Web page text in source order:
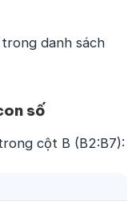
danh sách
số
cột B (B2:B7):